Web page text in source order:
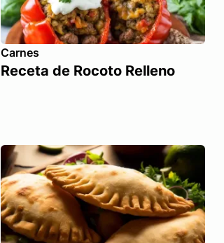
Carnes
Receta de Rocoto Relleno